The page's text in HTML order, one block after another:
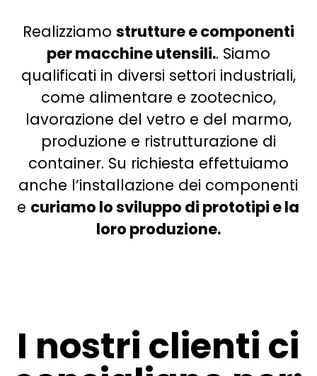
Realizziamo strutture e componenti
per macchine utensili.. Siamo
qualificati in diversi settori industriali,
come alimentare e zootecnico,
lavorazione del vetro e del marmo,
produzione e ristrutturazione di
container. Su richiesta effettuiamo
anche l’installazione dei componenti
e curiamo lo sviluppo di prototipi e la
loro produzione.
I nostri clienti ci